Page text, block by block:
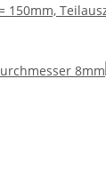
150mm,